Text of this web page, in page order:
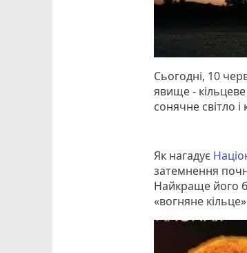
Сьогодні, 10
явище -
сонячне світло
Як нагадує
затемнення
Найкраще його
«вогняне